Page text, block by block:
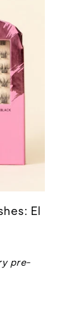
El
pre-